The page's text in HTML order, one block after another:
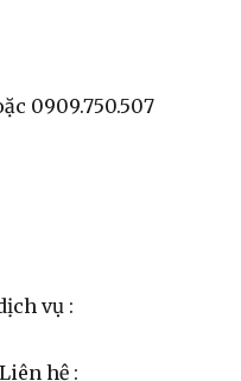
0909.750.507
vụ :
hệ :